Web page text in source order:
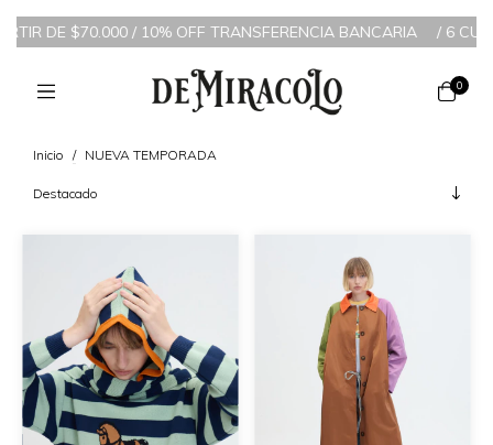
/ 10% OFF TRANSFERENCIA BANCARIA /6 CUOTAS SIN
0
Inicio / NUEVA TEMPORADA